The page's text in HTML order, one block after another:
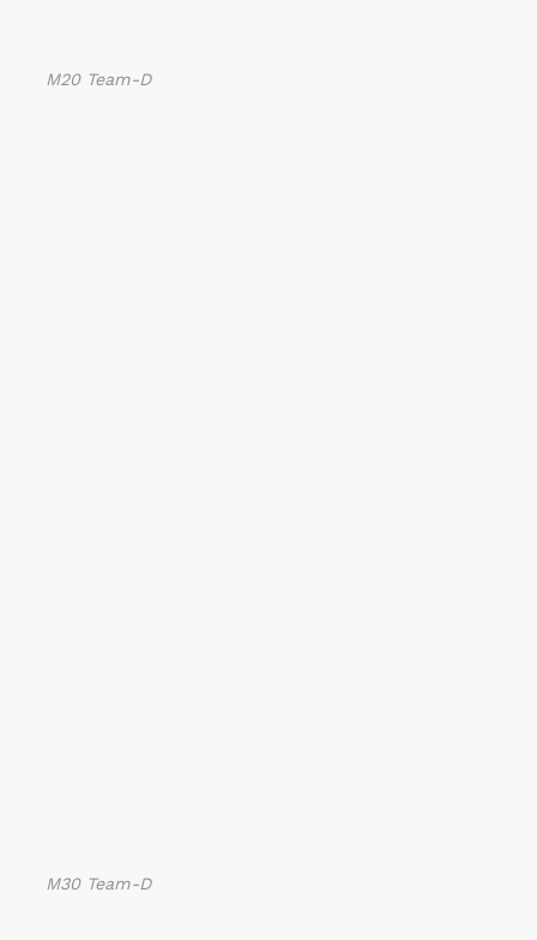
M20 Team-D
M30 Team-D